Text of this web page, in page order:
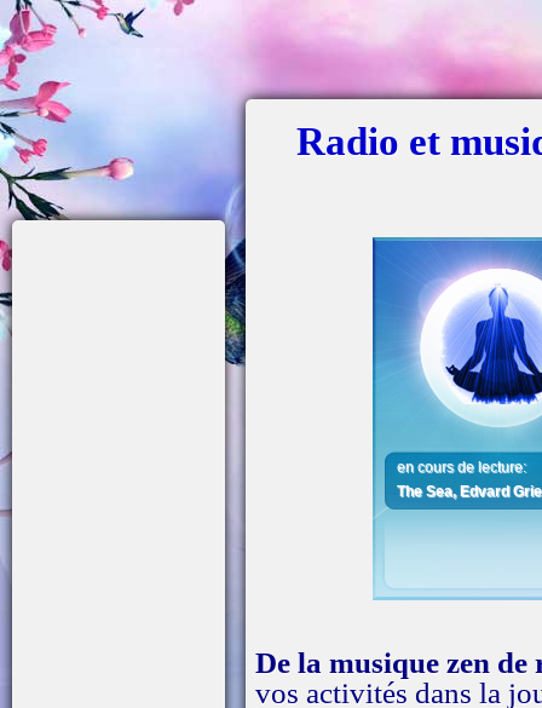
Radio et
en cours de lecture:
The Sea, Edvard
De la musique zen
vos activités dans la